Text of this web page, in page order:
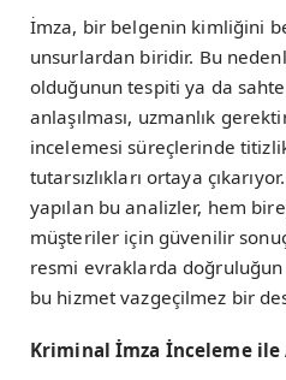
İmza, bir belgenin kimliğini
unsurlardan biridir. Bu
olduğunun tespiti ya da sahte
anlaşılması, uzmanlık
incelemesi süreçlerinde
tutarsızlıkları ortaya
yapılan bu analizler, hem
müşteriler için güvenilir
resmi evraklarda
bu hizmet vazgeçilmez bir
Kriminal İmza İnceleme ile